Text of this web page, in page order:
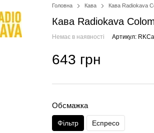
Головна Кава Кава Radiokava
Кава Radiokava
Немає в наявності Артикул:
643 грн
Обсмажка
Фільтр Еспресо